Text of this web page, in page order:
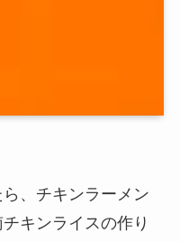
、チキンラーメン
キンライスの作り